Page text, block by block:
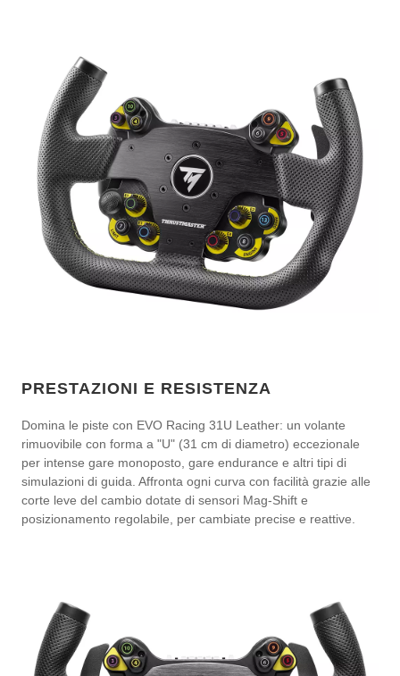
PRESTAZIONI E RESISTENZA
Domina le piste con EVO Racing 31U Leather: un volante
rimuovibile con forma a "U" (31 cm di diametro) eccezionale
per intense gare monoposto, gare endurance e altri tipi di
simulazioni di guida. Affronta ogni curva con facilità grazie alle
corte leve del cambio dotate di sensori Mag-Shift e
posizionamento regolabile, per cambiate precise e reattive.